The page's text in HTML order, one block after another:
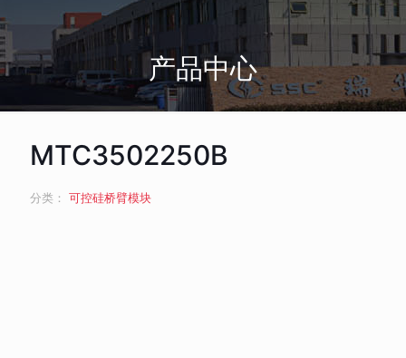
产品中心
MTC3502250B
分类： 可控硅桥臂模块